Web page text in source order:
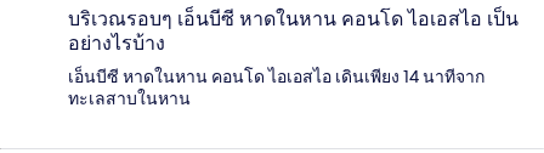
บริเวณรอบๆ เอ็นบีซี หาดในหาน คอนโด ไอเอสไอ เป็น
อย่างไรบ้าง
เอ็นบีซี หาดในหาน คอนโด ไอเอสไอ เดินเพียง 14 นาทีจาก
ทะเลสาบในหาน